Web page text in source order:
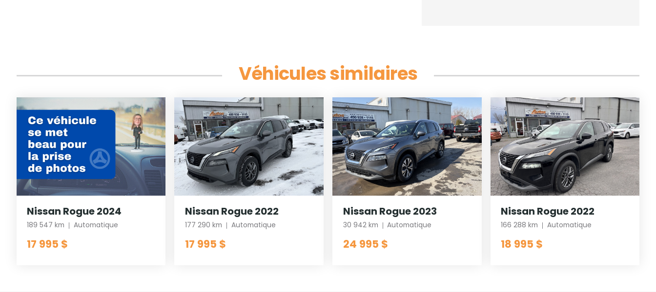
Véhicules similaires
Nissan Rogue 2024
189 547 km Automatique
17 995 $
Nissan Rogue 2022
177 290 km Automatique
17 995 $
Nissan Rogue 2023
30 942 km Automatique
24 995 $
Nissan Rogue 2022
166 288 km Automatique
18 995 $